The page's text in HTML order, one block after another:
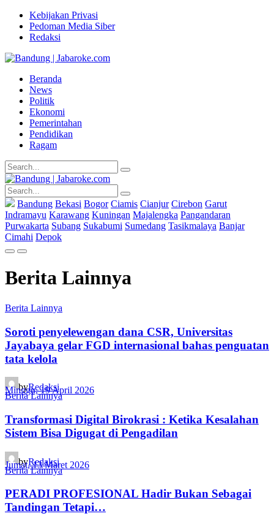
Kebijakan Privasi
Pedoman Media Siber
Redaksi
Beranda
News
Politik
Ekonomi
Pemerintahan
Pendidikan
Ragam
Bandung Bekasi Bogor Ciamis Cianjur Cirebon Garut
Indramayu Karawang Kuningan Majalengka Pangandaran
Purwakarta Subang Sukabumi Sumedang Tasikmalaya Banjar
Cimahi Depok
Berita Lainnya
Berita Lainnya
Soroti penyelewengan dana CSR, Universitas
Jayabaya gelar FGD internasional bahas penguatan
tata kelola
byRedaksi
Minggu, 19 April 2026
Berita Lainnya
Transformasi Digital Birokrasi : Ketika Kesalahan
Sistem Bisa Digugat di Pengadilan
byRedaksi
Jumat, 13 Maret 2026
Berita Lainnya
PERADI PROFESIONAL Hadir Bukan Sebagai
Tandingan Tetapi…